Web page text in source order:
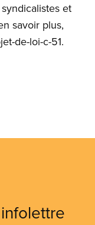
et
savoir plus,
de-loi-c-51.